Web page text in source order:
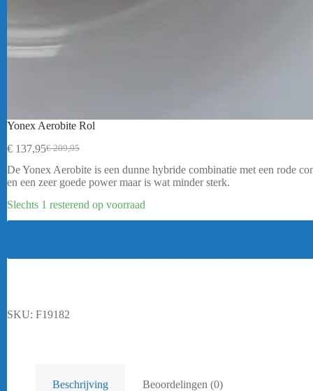
Yonex Aerobite Rol
€209,95
Oorspronkelijke
prijs
was:
€ 209,95.
€ 137,95Huidige
prijs
is:
€ 137,95.
De Yonex Aerobite is een dunne hybride combinatie met een rode
en een zeer goede power maar is wat minder sterk.
Slechts 1 resterend op voorraad
SKU: F19182
Beschrijving Beoordelingen (0)